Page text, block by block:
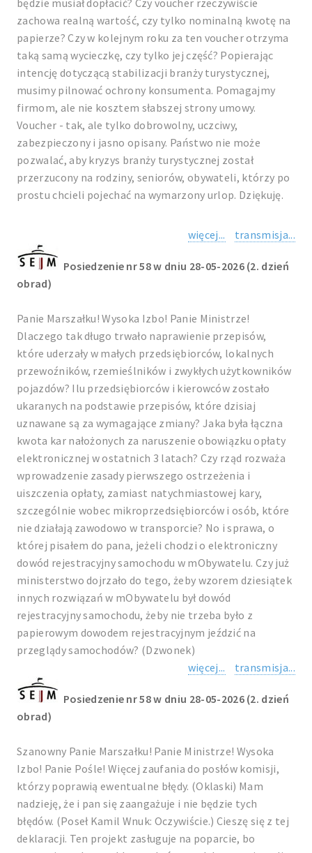
będzie musiał dopłacić? Czy voucher rzeczywiście
zachowa realną wartość, czy tylko nominalną kwotę na
papierze? Czy w kolejnym roku za ten voucher otrzyma
taką samą wycieczkę, czy tylko jej część? Popierając
intencję dotyczącą stabilizacji branży turystycznej,
musimy pilnować ochrony konsumenta. Pomagajmy
firmom, ale nie kosztem słabszej strony umowy.
Voucher - tak, ale tylko dobrowolny, uczciwy,
zabezpieczony i jasno opisany. Państwo nie może
pozwalać, aby kryzys branży turystycznej został
przerzucony na rodziny, seniorów, obywateli, którzy po
prostu chcieli pojechać na wymarzony urlop. Dziękuję.
więcej... transmisja...
Posiedzenie nr 58 w dniu 28-05-2026 (2. dzień
obrad)
Panie Marszałku! Wysoka Izbo! Panie Ministrze!
Dlaczego tak długo trwało naprawienie przepisów,
które uderzały w małych przedsiębiorców, lokalnych
przewoźników, rzemieślników i zwykłych użytkowników
pojazdów? Ilu przedsiębiorców i kierowców zostało
ukaranych na podstawie przepisów, które dzisiaj
uznawane są za wymagające zmiany? Jaka była łączna
kwota kar nałożonych za naruszenie obowiązku opłaty
elektronicznej w ostatnich 3 latach? Czy rząd rozważa
wprowadzenie zasady pierwszego ostrzeżenia i
uiszczenia opłaty, zamiast natychmiastowej kary,
szczególnie wobec mikroprzedsiębiorców i osób, które
nie działają zawodowo w transporcie? No i sprawa, o
której pisałem do pana, jeżeli chodzi o elektroniczny
dowód rejestracyjny samochodu w mObywatelu. Czy już
ministerstwo dojrzało do tego, żeby wzorem dziesiątek
innych rozwiązań w mObywatelu był dowód
rejestracyjny samochodu, żeby nie trzeba było z
papierowym dowodem rejestracyjnym jeździć na
przeglądy samochodów? (Dzwonek)
więcej...
transmisja...
Posiedzenie nr 58 w dniu 28-05-2026 (2. dzień
obrad)
Szanowny Panie Marszałku! Panie Ministrze! Wysoka
Izbo! Panie Pośle! Więcej zaufania do posłów komisji,
którzy poprawią ewentualne błędy. (Oklaski) Mam
nadzieję, że i pan się zaangażuje i nie będzie tych
błędów. (Poseł Kamil Wnuk: Oczywiście.) Cieszę się z tej
deklaracji. Ten projekt zasługuje na poparcie, bo